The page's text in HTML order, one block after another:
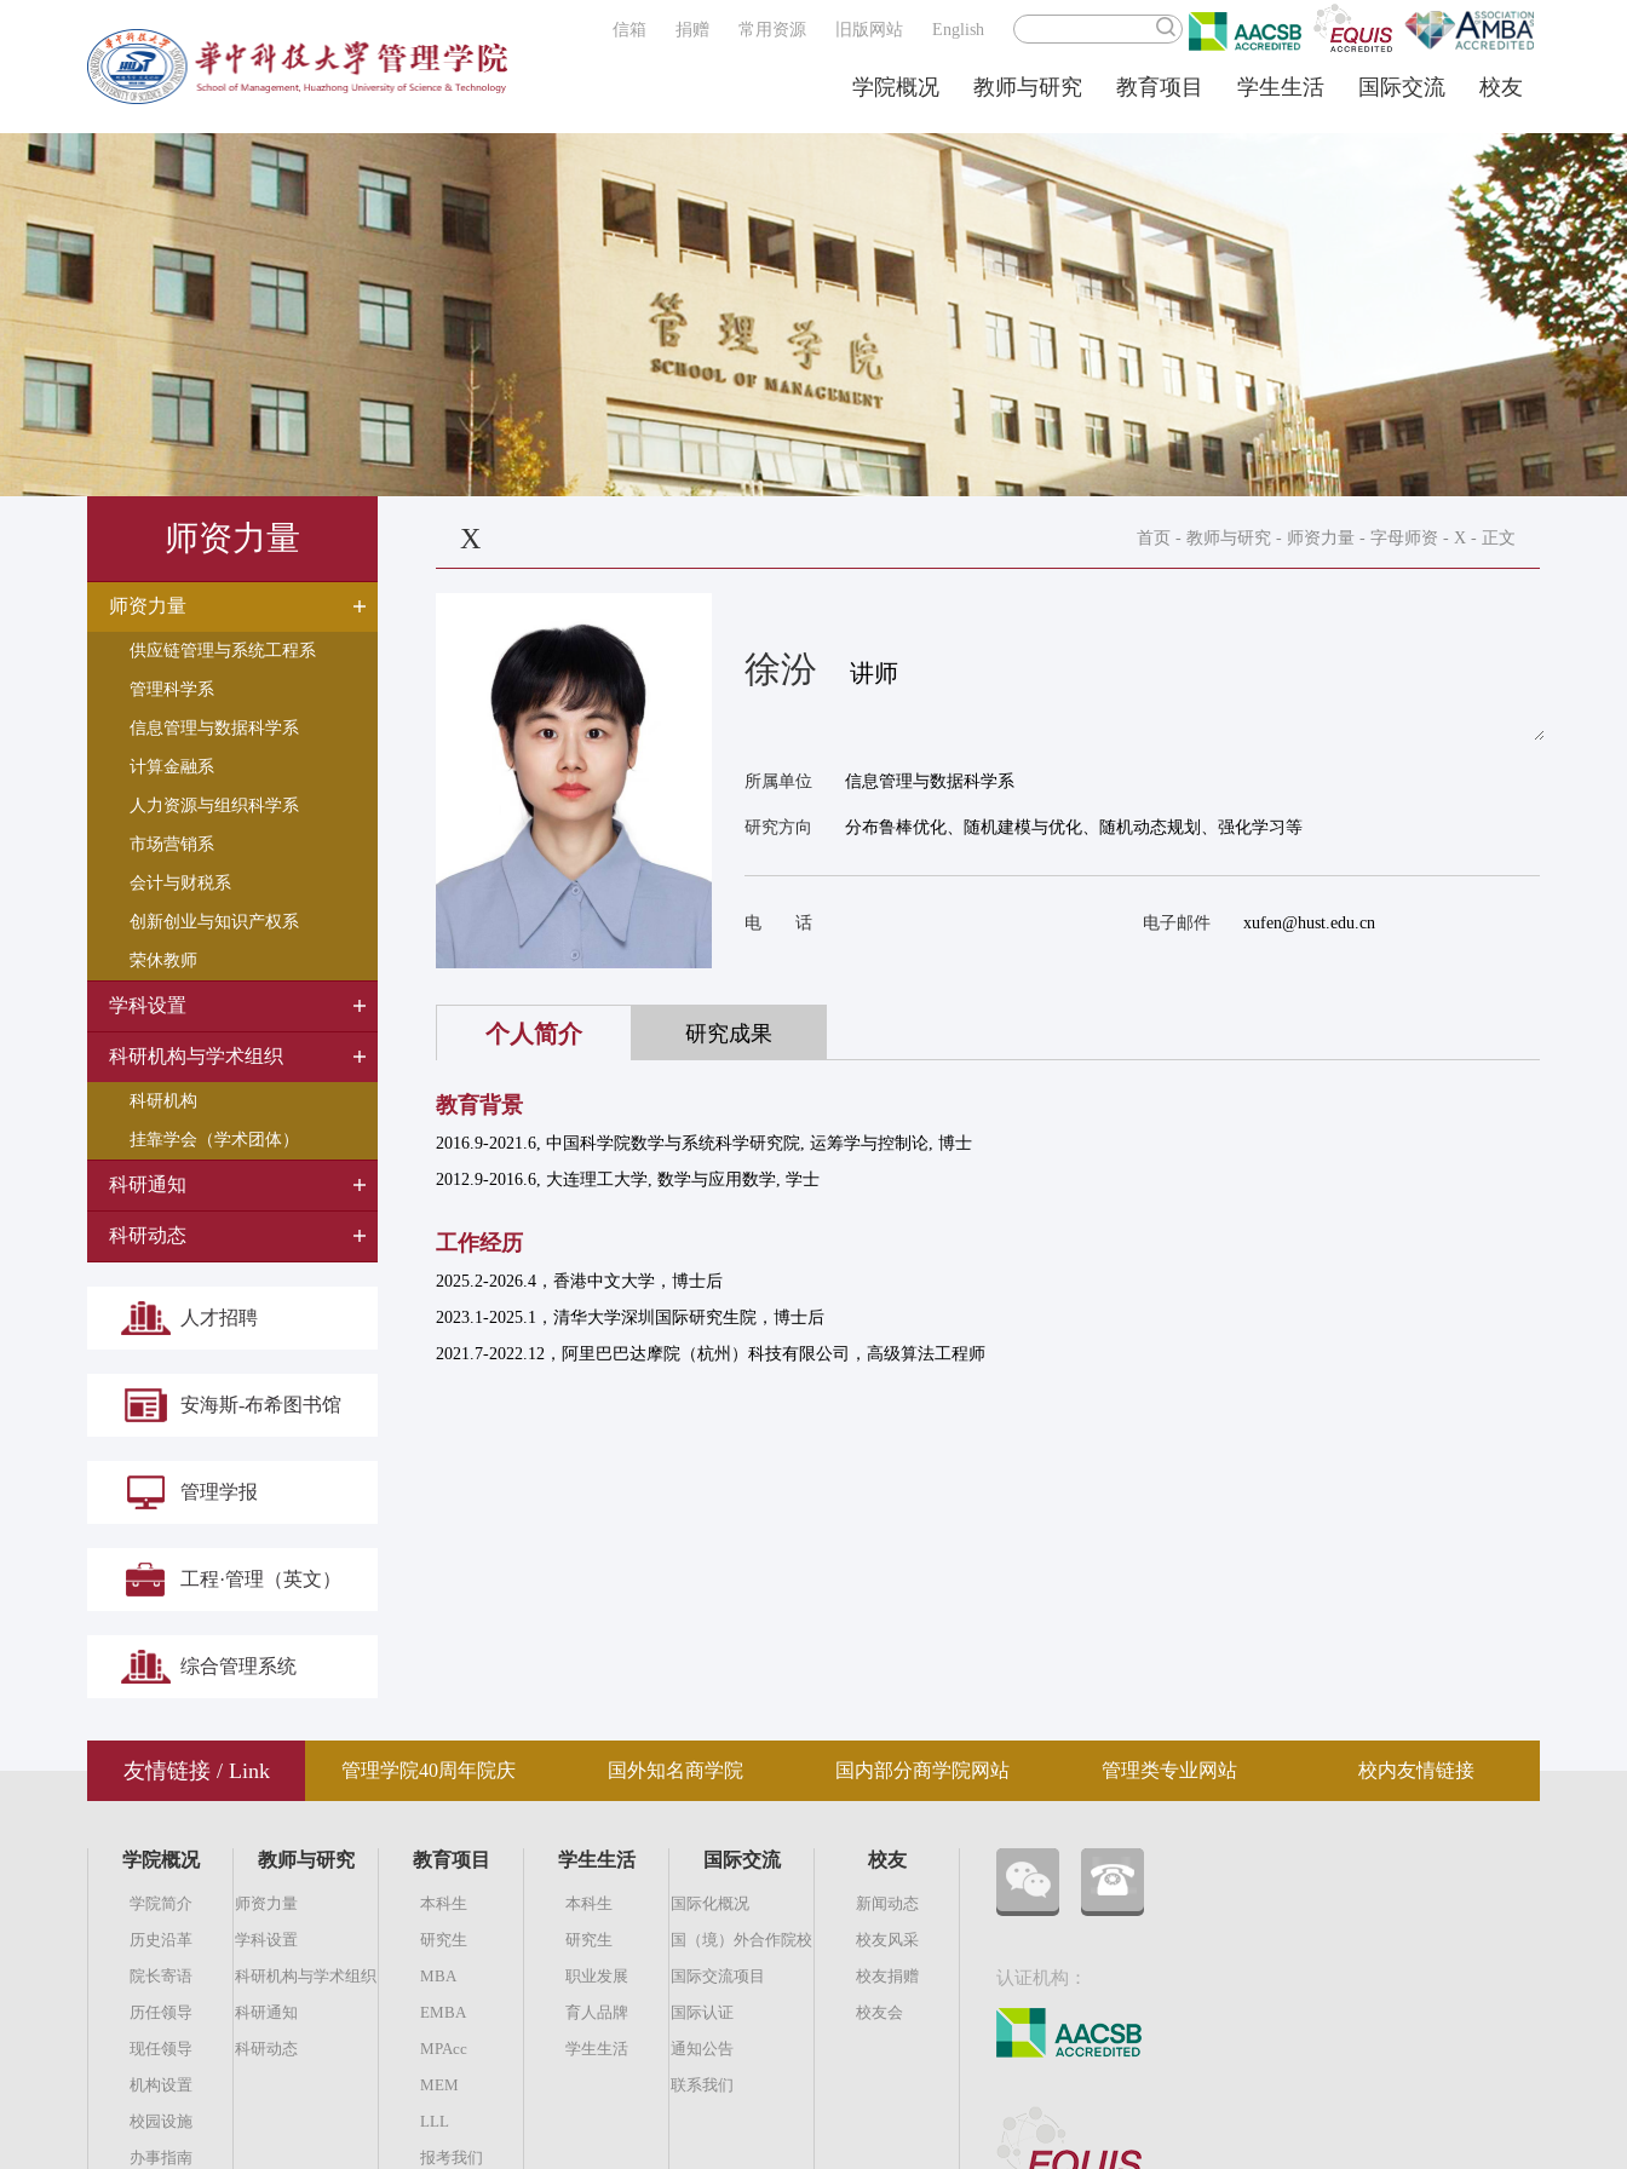
信箱 捐赠 常用资源 旧版网站 English
学院概况 教师与研究 教育项目 学生生活 国际交流 校友
师资力量
师资力量
供应链管理与系统工程系
管理科学系
信息管理与数据科学系
计算金融系
人力资源与组织科学系
市场营销系
会计与财税系
创新创业与知识产权系
荣休教师
学科设置
科研机构与学术组织
科研机构
挂靠学会（学术团体）
科研通知
科研动态
人才招聘
安海斯-布希图书馆
管理学报
工程·管理（英文）
综合管理系统
X 首页 - 教师与研究 - 师资力量 - 字母师资 - X - 正文
徐汾 讲师
所属单位 信息管理与数据科学系
研究方向 分布鲁棒优化、随机建模与优化、随机动态规划、强化学习等
电 话 电子邮件 xufen@hust.edu.cn
个人简介 研究成果
教育背景
2016.9-2021.6, 中国科学院数学与系统科学研究院, 运筹学与控制论, 博士
2012.9-2016.6, 大连理工大学, 数学与应用数学, 学士
工作经历
2025.2-2026.4，香港中文大学，博士后
2023.1-2025.1，清华大学深圳国际研究生院，博士后
2021.7-2022.12，阿里巴巴达摩院（杭州）科技有限公司，高级算法工程师
友情链接 / Link 管理学院40周年院庆 国外知名商学院 国内部分商学院网站 管理类专业网站 校内友情链接
学院概况
学院简介
历史沿革
院长寄语
历任领导
现任领导
机构设置
校园设施
办事指南
教师与研究
师资力量
学科设置
科研机构与学术组织
科研通知
科研动态
教育项目
本科生
研究生
MBA
EMBA
MPAcc
MEM
LLL
报考我们
学生生活
本科生
研究生
职业发展
育人品牌
学生生活
国际交流
国际化概况
国（境）外合作院校
国际交流项目
国际认证
通知公告
联系我们
校友
新闻动态
校友风采
校友捐赠
校友会
认证机构：